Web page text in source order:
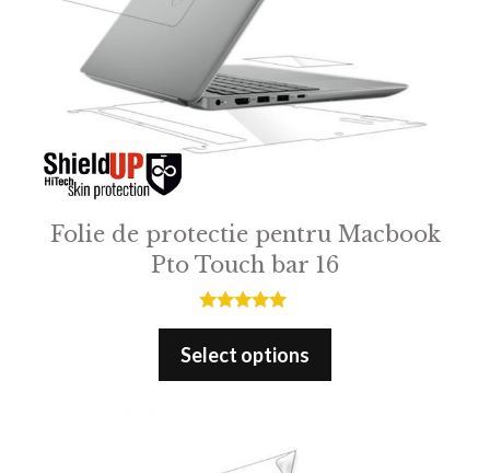
Folie de protectie pentru Macbook
Pto Touch bar 16
5.00
Select options